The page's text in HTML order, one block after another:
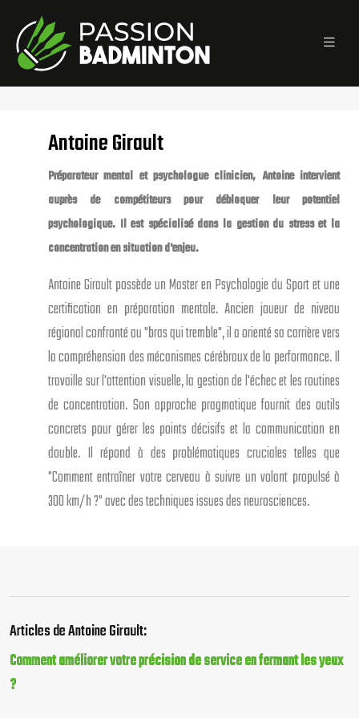
Antoine Girault
Préparateur mental et psychologue clinicien, Antoine intervient
auprès de compétiteurs pour débloquer leur potentiel
psychologique. Il est spécialisé dans la gestion du stress et la
concentration en situation d'enjeu.
Antoine Girault possède un Master en Psychologie du Sport et une
certification en préparation mentale. Ancien joueur de niveau
régional confronté au "bras qui tremble", il a orienté sa carrière vers
la compréhension des mécanismes cérébraux de la performance. Il
travaille sur l'attention visuelle, la gestion de l'échec et les routines
de concentration. Son approche pragmatique fournit des outils
concrets pour gérer les points décisifs et la communication en
double. Il répond à des problématiques cruciales telles que
"Comment entraîner votre cerveau à suivre un volant propulsé à
300 km/h ?" avec des techniques issues des neurosciences.
Articles de Antoine Girault:
Comment améliorer votre précision de service en fermant les yeux
?